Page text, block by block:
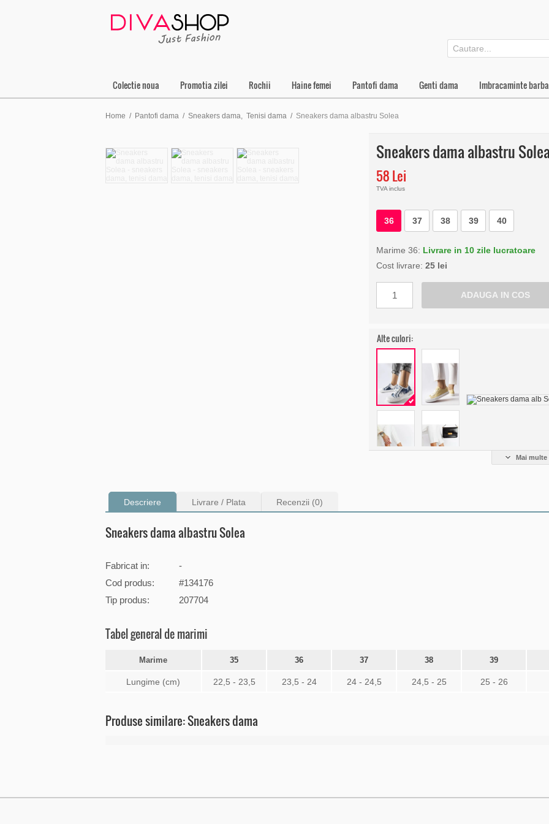
Colectie noua Promotia zilei Rochii Haine femei Pantofi dama Genti dama Imbracaminte
Home / Pantofi dama / Sneakers dama, Tenisi dama / Sneakers dama albastru Solea
Sneakers dama albastru Solea
58 Lei
TVA inclus
36 37 38 39 40
Marime 36: Livrare in 10 zile lucratoare
Cost livrare: 25 lei
Alte culori:
Mai multe
Descriere Livrare / Plata Recenzii (0)
Sneakers dama albastru Solea
Fabricat in:
-
Cod produs:
#134176
Tip produs:
207704
Tabel general de marimi
Marime 35 36 37 38 39
Lungime (cm) 22,5 - 23,5 23,5 - 24 24 - 24,5 24,5 - 25 25 - 26
Produse similare: Sneakers dama